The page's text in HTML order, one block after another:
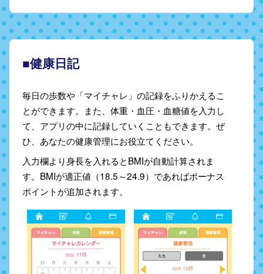
■健康日記
毎日の歩数や「マイチャレ」の記録をふりかえるこ
とができます。また、体重・血圧・血糖値を入力し
て、アプリの中に記録していくこともできます。ぜ
ひ、あなたの健康管理にお役立てください。
入力欄より身長を入れるとBMIが自動計算されま
す。BMIが適正値（18.5～24.9）であればボーナス
ポイントが追加されます。